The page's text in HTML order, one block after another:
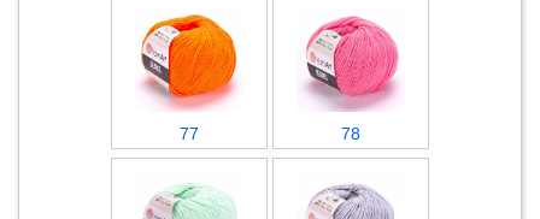
77 78